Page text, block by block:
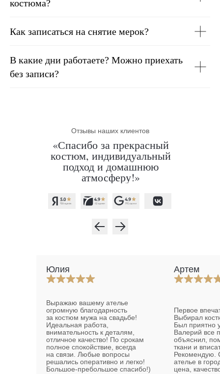
костюма?
Как записаться на снятие мерок?
В какие дни работаете? Можно приехать
без записи?
Отзывы наших клиентов
«Спасибо за прекрасный
костюм, индивидуальный
подход и домашнюю
атмосферу!»
Юлия
Выражаю вашему ателье
огромную благодарность
за костюм мужа на свадьбе!
Идеальная работа,
внимательность к деталям,
отличное качество! По срокам
полное спокойствие, всегда
на связи. Любые вопросы
решались оперативно и легко!
Большое-пребольшое спасибо!)
Артем
Первое
Выбирал
Был приятно
Валерий все
объяснил,
ткани и
Рекомендую.
ателье в
цена,